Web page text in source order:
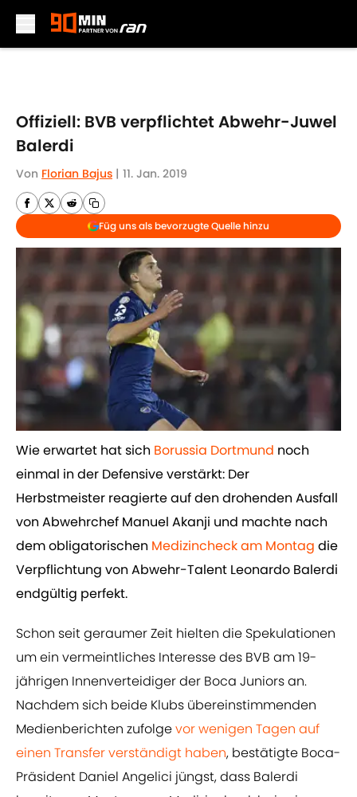
Offiziell: BVB verpflichtet Abwehr-Juwel
Balerdi
Von Florian Bajus | 11. Jan. 2019
Füg uns als bevorzugte Quelle hinzu
Wie erwartet hat sich Borussia Dortmund noch
einmal in der Defensive verstärkt: Der
Herbstmeister reagierte auf den drohenden Ausfall
von Abwehrchef Manuel Akanji und machte nach
dem obligatorischen Medizincheck am Montag die
Verpflichtung von Abwehr-Talent Leonardo Balerdi
endgültig perfekt.
Schon seit geraumer Zeit hielten die Spekulationen
um ein vermeintliches Interesse des BVB am 19-
jährigen Innenverteidiger der Boca Juniors an.
Nachdem sich beide Klubs übereinstimmenden
Medienberichten zufolge​vor wenigen Tagen auf
einen Transfer verständigt haben, bestätigte Boca-
Präsident Daniel Angelici jüngst, dass Balerdi